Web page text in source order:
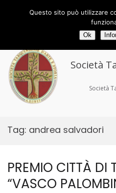
Via delle Torri 29/33 -
tel/fax 0766.858194
Società
Società
Tag: andrea salvadori
PREMIO CITTÀ DI
“VASCO
Questo sito può utilizzare
Ok